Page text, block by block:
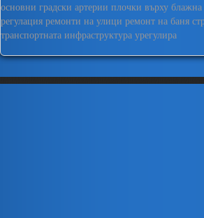
основни градски артерии плочки върху блажна
регулация ремонти на улици ремонт на баня
транспортната инфраструктура урегулира